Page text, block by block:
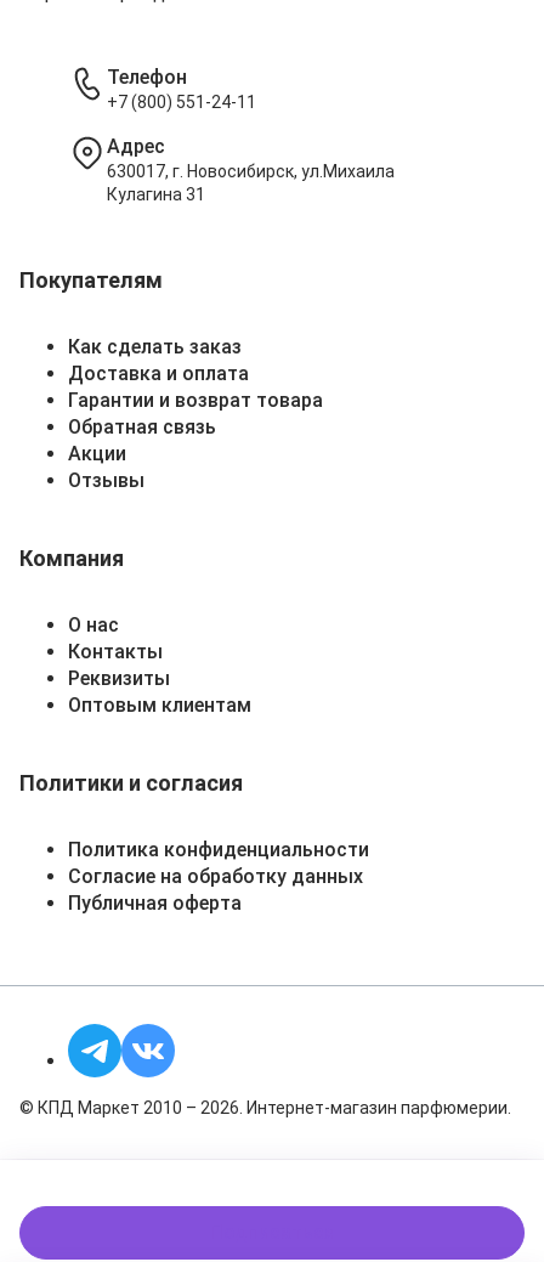
Покупателям
Как сделать заказ
Доставка и оплата
Гарантии и возврат товара
Обратная связь
Акции
Отзывы
Компания
О нас
Контакты
Реквизиты
Оптовым клиентам
Политики и согласия
Политика конфиденциальности
Согласие на обработку данных
Публичная оферта
Телефон
+7 (800) 551-24-11
Адрес
630017, г. Новосибирск, ул.Михаила
Кулагина 31
© КПД Маркет 2010 – 2026. Интернет-магазин парфюмерии.